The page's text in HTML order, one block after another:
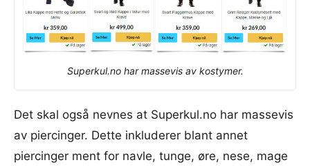
Superkul.no har massevis av kostymer.
Det skal også nevnes at Superkul.no har massevis
av piercinger. Dette inkluderer blant annet
piercinger ment for navle, tunge, øre, nese, mage